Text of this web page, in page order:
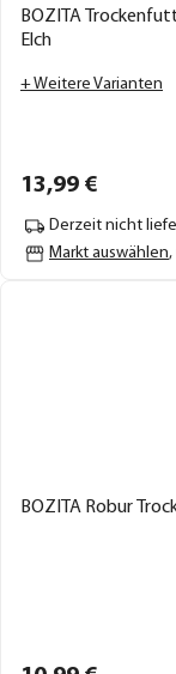
BOZITA
Elch
+ Weitere Varianten
13,99 €
Derzeit nicht
Markt auswählen,
BOZITA Robur